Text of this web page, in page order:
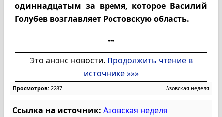
одиннадцатым за время, которое Василий
Голубев возглавляет Ростовскую область.
Это анонс новости. Продолжить чтение в
источнике »»»
Просмотров: 2287 Азовская неделя
Ссылка на источник: Азовская неделя